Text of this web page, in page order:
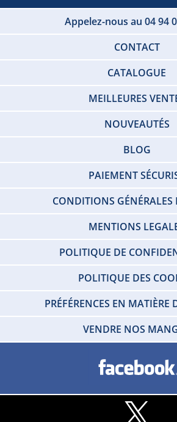
Appelez-nous au 04 94
CONTACT
CATALOGUE
MEILLEURES
NOUVEAUTÉS
BLOG
PAIEMENT
CONDITIONS GÉNÉRALES
MENTIONS
POLITIQUE DE
POLITIQUE DES
PRÉFÉRENCES EN MATIÈRE
VENDRE NOS